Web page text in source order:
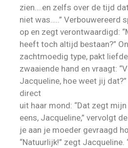
zien….en zelfs over de tijd
niet was…..” Verbouwereerd
op en zegt verontwaardigd:
heeft toch altijd bestaan?”
zachtmoedig type, pakt
zwaaiende hand en vraagt:
Jacqueline, hoe weet jij
direct
uit haar mond: “Dat zegt mijn
eens, Jacqueline,” vervolgt
je aan je moeder gevraagd
“Natuurlijk!” zegt Jacqueline.